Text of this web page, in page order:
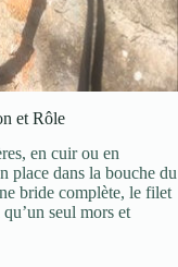
et Rôle
en cuir ou en
place dans la bouche du
bride complète, le filet
seul mors et